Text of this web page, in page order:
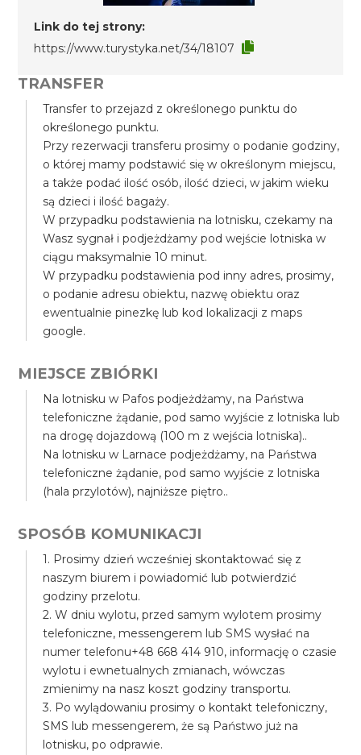
Link do tej strony:
https://www.turystyka.net/34/18107
TRANSFER
Transfer to przejazd z określonego punktu do
określonego punktu.
Przy rezerwacji transferu prosimy o podanie godziny,
o której mamy podstawić się w określonym miejscu,
a także podać ilość osób, ilość dzieci, w jakim wieku
są dzieci i ilość bagaży.
W przypadku podstawienia na lotnisku, czekamy na
Wasz sygnał i podjeżdżamy pod wejście lotniska w
ciągu maksymalnie 10 minut.
W przypadku podstawienia pod inny adres, prosimy,
o podanie adresu obiektu, nazwę obiektu oraz
ewentualnie pinezkę lub kod lokalizacji z maps
google.
MIEJSCE ZBIÓRKI
Na lotnisku w Pafos podjeżdżamy, na Państwa
telefoniczne żądanie, pod samo wyjście z lotniska lub
na drogę dojazdową (100 m z wejścia lotniska)..
Na lotnisku w Larnace podjeżdżamy, na Państwa
telefoniczne żądanie, pod samo wyjście z lotniska
(hala przylotów), najniższe piętro..
SPOSÓB KOMUNIKACJI
1. Prosimy dzień wcześniej skontaktować się z
naszym biurem i powiadomić lub potwierdzić
godziny przelotu.
2. W dniu wylotu, przed samym wylotem prosimy
telefoniczne, messengerem lub SMS wysłać na
numer telefonu+48 668 414 910, informację o czasie
wylotu i ewnetualnych zmianach, wówczas
zmienimy na nasz koszt godziny transportu.
3. Po wylądowaniu prosimy o kontakt telefoniczny,
SMS lub messengerem, że są Państwo już na
lotnisku, po odprawie.